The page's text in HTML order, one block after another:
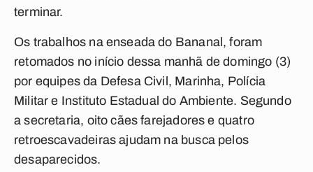
terminar.
Os trabalhos na enseada do Bananal, foram
retomados no início dessa manhã de domingo (3)
por equipes da Defesa Civil, Marinha, Polícia
Militar e Instituto Estadual do Ambiente. Segundo
a secretaria, oito cães farejadores e quatro
retroescavadeiras ajudam na busca pelos
desaparecidos.